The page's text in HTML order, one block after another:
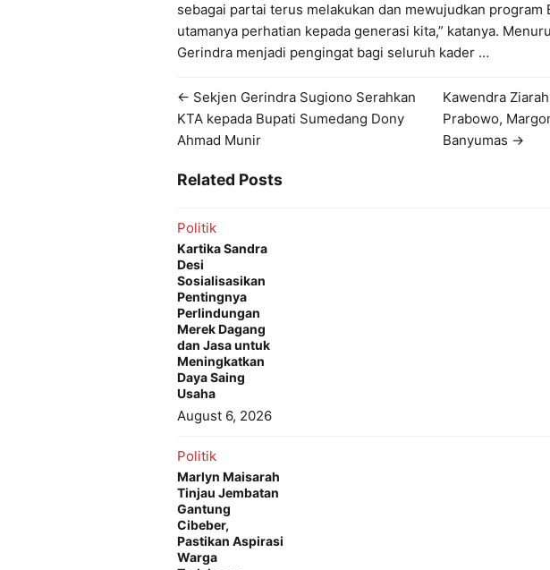
sebagai partai terus melakukan dan mewujudkan program
utamanya perhatian kepada generasi kita,” katanya.
Gerindra menjadi pengingat bagi seluruh kader …
← Sekjen Gerindra Sugiono Serahkan
KTA kepada Bupati Sumedang Dony
Ahmad Munir
Kawendra
Prabowo,
Banyumas →
Related Posts
Politik
Kartika Sandra
Desi
Sosialisasikan
Pentingnya
Perlindungan
Merek Dagang
dan Jasa untuk
Meningkatkan
Daya Saing
Usaha
August 6, 2026
Politik
Marlyn Maisarah
Tinjau Jembatan
Gantung
Cibeber,
Pastikan Aspirasi
Warga